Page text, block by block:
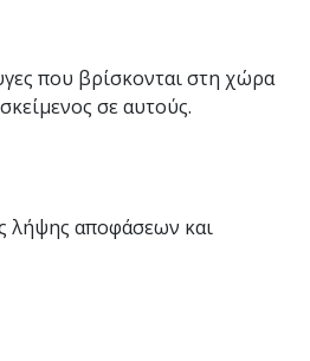
που βρίσκονται στη χώρα
σε αυτούς.
λήψης αποφάσεων και